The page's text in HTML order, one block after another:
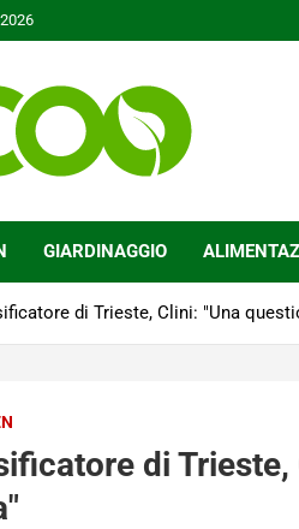
GIARDINAGGIO
di Trieste, Clini: "Una
di